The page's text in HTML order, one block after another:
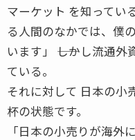
マーケット を知ってい
る人間のなかでは、僕
います」 ――しかし流通
ている。
それに対して 日本の小
杯の状態です。
「日本の小売りが海外